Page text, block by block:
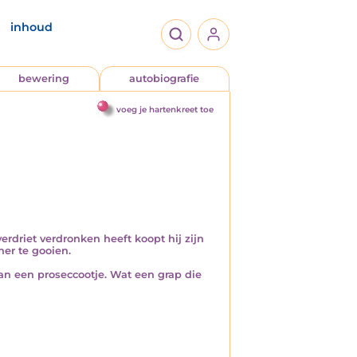
inhoud
bewering autobiografie
voeg je hartenkreet toe
verdronken heeft koopt hij zijn
te gooien.
een proseccootje. Wat een grap die